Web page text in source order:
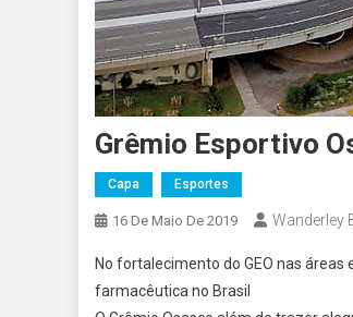
Grêmio Esportivo
Capa Esportes
16 De Maio De 2019 Wanderley
No fortalecimento do GEO nas
farmacêutica no Brasil